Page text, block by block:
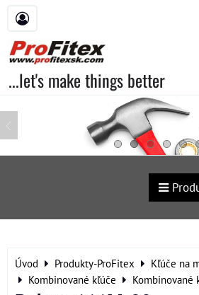
...let's make things better
Úvod Produkty-ProFitex
Kľúče na
Kombinované kľúče
Kombinované